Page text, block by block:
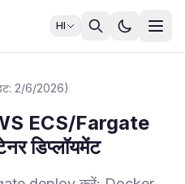
HI
2/6/2026)
ECS/Fargate
डिप्लॉयमेंट